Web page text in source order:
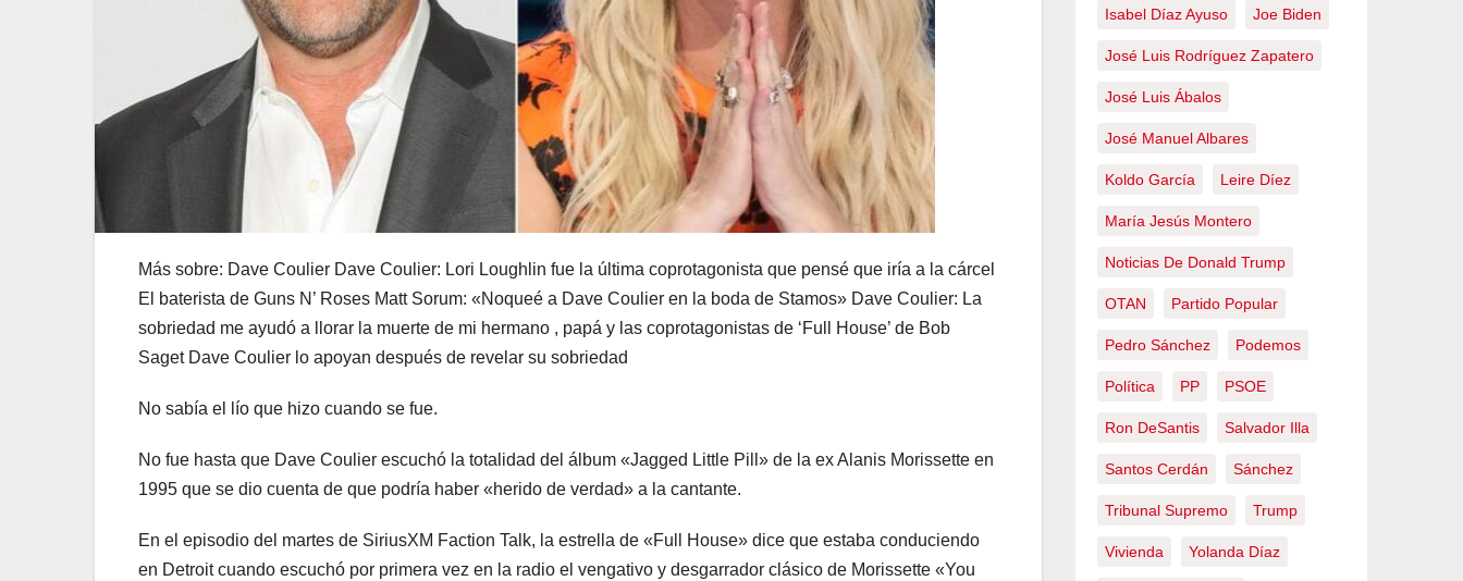
Más sobre: ​​Dave Coulier Dave Coulier: Lori Loughlin fue la última coprotagonista que pensé que iría a la cárcel
El baterista de Guns N’ Roses Matt Sorum: «Noqueé a Dave Coulier en la boda de Stamos» Dave Coulier: La
sobriedad me ayudó a llorar la muerte de mi hermano , papá y las coprotagonistas de ‘Full House’ de Bob
Saget Dave Coulier lo apoyan después de revelar su sobriedad
No sabía el lío que hizo cuando se fue.
No fue hasta que Dave Coulier escuchó la totalidad del álbum «Jagged Little Pill» de la ex Alanis Morissette en
1995 que se dio cuenta de que podría haber «herido de verdad» a la cantante.
En el episodio del martes de SiriusXM Faction Talk, la estrella de «Full House» dice que estaba conduciendo
en Detroit cuando escuchó por primera vez en la radio el vengativo y desgarrador clásico de Morissette «You
Isabel Díaz Ayuso Joe Biden
José Luis Rodríguez Zapatero
José Luis Ábalos
José Manuel Albares
Koldo García Leire Díez
María Jesús Montero
Noticias De Donald Trump
OTAN Partido Popular
Pedro Sánchez Podemos
Política PP PSOE
Ron DeSantis Salvador Illa
Santos Cerdán Sánchez
Tribunal Supremo Trump
Vivienda Yolanda Díaz